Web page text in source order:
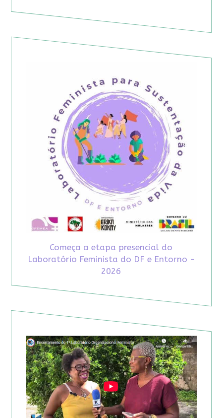
Começa a etapa presencial do
Laboratório Feminista do DF e Entorno -
2026